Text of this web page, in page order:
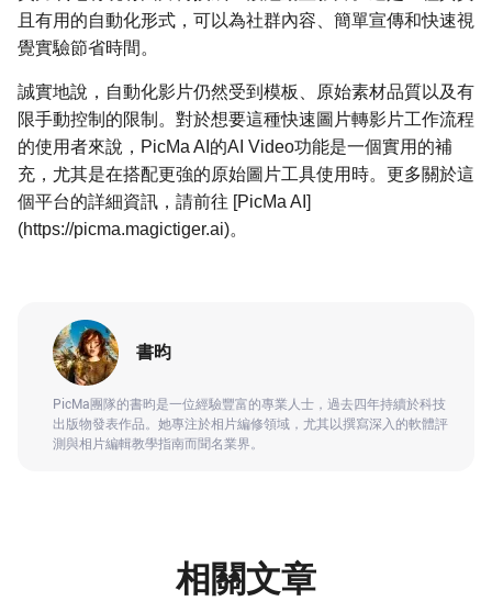
且有用的自動化形式，可以為社群內容、簡單宣傳和快速視
覺實驗節省時間。
誠實地說，自動化影片仍然受到模板、原始素材品質以及有
限手動控制的限制。對於想要這種快速圖片轉影片工作流程
的使用者來說，PicMa AI的AI Video功能是一個實用的補
充，尤其是在搭配更強的原始圖片工具使用時。更多關於這
個平台的詳細資訊，請前往 [PicMa AI]
(https://picma.magictiger.ai)。
書昀
PicMa團隊的書昀是一位經驗豐富的專業人士，過去四年持續於科技
出版物發表作品。她專注於相片編修領域，尤其以撰寫深入的軟體評
測與相片編輯教學指南而聞名業界。
相關文章